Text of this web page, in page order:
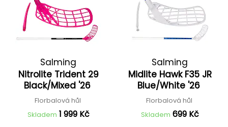
Salming
Nitrolite Trident 29
Black/Mixed '26
Florbalová hůl
Skladem 1 999 Kč
Salming
Midlite Hawk F35 JR
Blue/White '26
Florbalová hůl
Skladem 699 Kč